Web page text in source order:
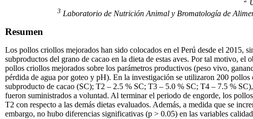
3 Laboratorio de Nutrición Animal y Bromatología de
Resumen
Los pollos criollos mejorados han sido colocados en el Perú desde el 2015,
subproductos del grano de cacao en la dieta de estas aves. Por tal motivo,
pollos criollos mejorados sobre los parámetros productivos (peso vivo,
pérdida de agua por goteo y pH). En la investigación se utilizaron 200
subproducto de cacao (SC); T2 – 2.5 % SC; T3 – 5.0 % SC; T4 – 7.5 %
fueron suministrados a voluntad. Al terminar el periodo de engorde, los
T2 con respecto a las demás dietas evaluados. Además, a medida que se
embargo, no hubo diferencias significativas (p > 0.05) en las variables